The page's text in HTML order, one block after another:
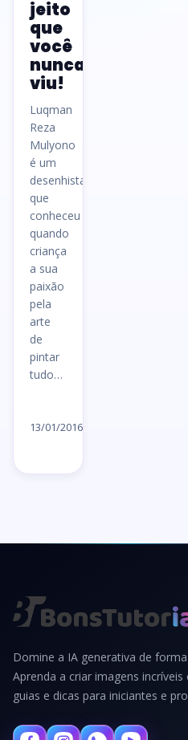
jeito
que
você
nunca
viu!
Luqman
Reza
Mulyono
é um
desenhista
que
conheceu
quando
criança
a sua
paixão
pela
arte
de
pintar
tudo…
13/01/2016
Domine a IA generativa de
Aprenda a criar imagens
guias e dicas para iniciantes e